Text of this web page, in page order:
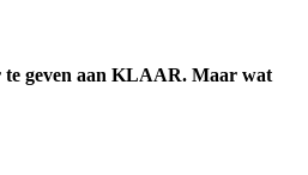
te geven aan KLAAR. Maar wat